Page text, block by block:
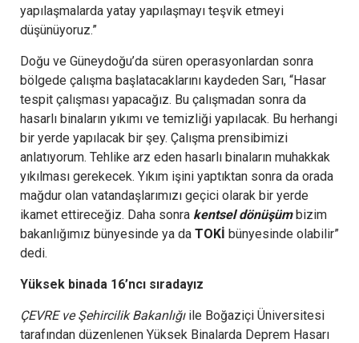
yapılaşmalarda yatay yapılaşmayı teşvik etmeyi
düşünüyoruz.”
Doğu ve Güneydoğu’da süren operasyonlardan sonra
bölgede çalışma başlatacaklarını kaydeden Sarı, “Hasar
tespit çalışması yapacağız. Bu çalışmadan sonra da
hasarlı binaların yıkımı ve temizliği yapılacak. Bu herhangi
bir yerde yapılacak bir şey. Çalışma prensibimizi
anlatıyorum. Tehlike arz eden hasarlı binaların muhakkak
yıkılması gerekecek. Yıkım işini yaptıktan sonra da orada
mağdur olan vatandaşlarımızı geçici olarak bir yerde
ikamet ettireceğiz. Daha sonra kentsel dönüşümbizim
bakanlığımız bünyesinde ya da TOKİ bünyesinde olabilir”
dedi.
Yüksek binada 16’ncı sıradayız
ÇEVRE ve Şehircilik Bakanlığıile Boğaziçi Üniversitesi
tarafından düzenlenen Yüksek Binalarda Deprem Hasarı